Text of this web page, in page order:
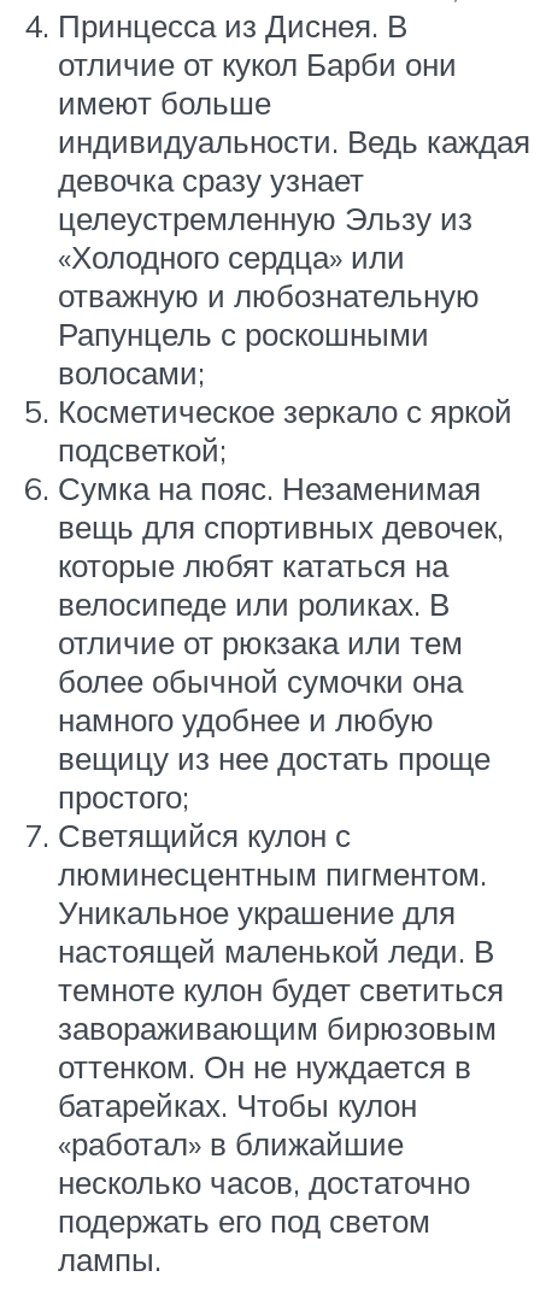
Принцесса из Диснея. В
отличие от кукол Барби они
имеют больше
индивидуальности. Ведь каждая
девочка сразу узнает
целеустремленную Эльзу из
«Холодного сердца» или
отважную и любознательную
Рапунцель с роскошными
волосами;
Косметическое зеркало с яркой
подсветкой;
Сумка на пояс. Незаменимая
вещь для спортивных девочек,
которые любят кататься на
велосипеде или роликах. В
отличие от рюкзака или тем
более обычной сумочки она
намного удобнее и любую
вещицу из нее достать проще
простого;
Светящийся кулон с
люминесцентным пигментом.
Уникальное украшение для
настоящей маленькой леди. В
темноте кулон будет светиться
завораживающим бирюзовым
оттенком. Он не нуждается в
батарейках. Чтобы кулон
«работал» в ближайшие
несколько часов, достаточно
подержать его под светом
лампы.